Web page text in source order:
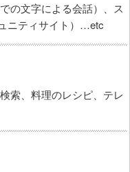
の文字による会話）、ス
ニティサイト）…etc
索、料理のレシピ、テレ